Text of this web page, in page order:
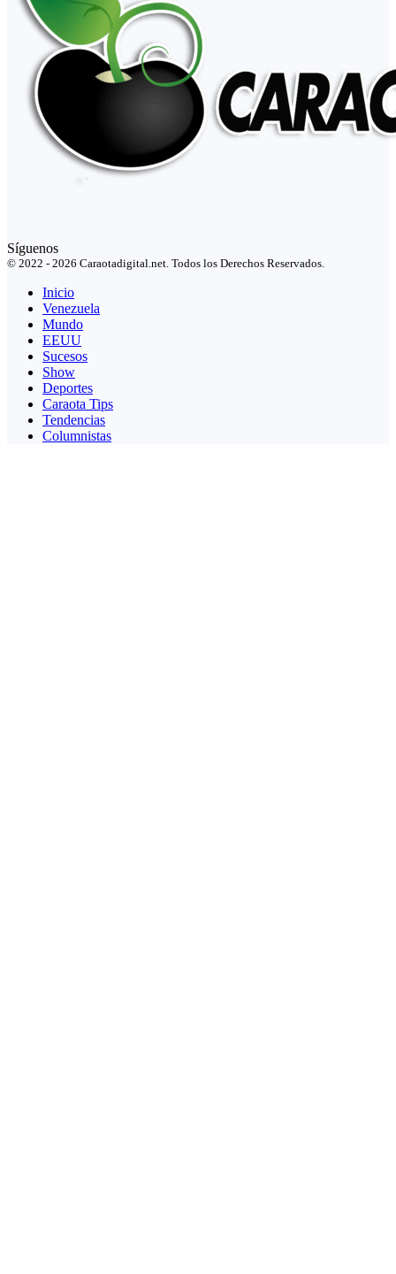
Síguenos
© 2022 - 2026 Caraotadigital.net. Todos los Derechos Reservados.
Inicio
Venezuela
Mundo
EEUU
Sucesos
Show
Deportes
Caraota Tips
Tendencias
Columnistas